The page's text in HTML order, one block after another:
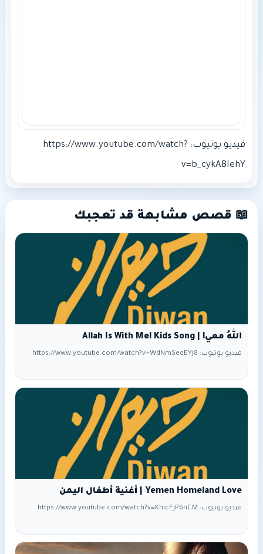
فيديو يوتيوب: https://www.youtube.com/watch?
v=b_cykABIehY
📖 قصص مشابهة قد تعجبك
اللهُ معي! | Allah Is With Me! Kids Song
فيديو يوتيوب: https://www.youtube.com/watch?v=WdNmSeqEYJ8
Yemen Homeland Love | أغنية أطفال اليمن
فيديو يوتيوب: https://www.youtube.com/watch?v=KhicFjP6nCM